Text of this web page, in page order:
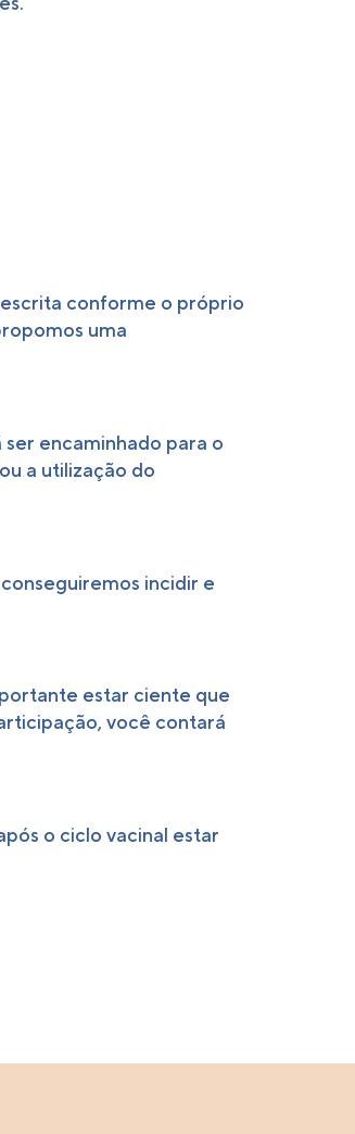
conforme o próprio
uma
encaminhado para o
a utilização do
incidir e
estar ciente que
você contará
o ciclo vacinal estar